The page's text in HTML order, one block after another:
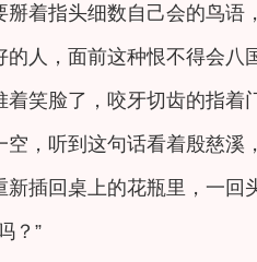
掰着指头细数自己会的鸟
的人，面前这种恨不得会八
着笑脸了，咬牙切齿的指着
空，听到这句话看着殷慈
新插回桌上的花瓶里，一回
？”